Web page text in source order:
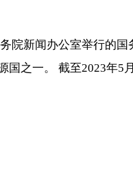
新闻办公室举行的
之一。 截至2023年5